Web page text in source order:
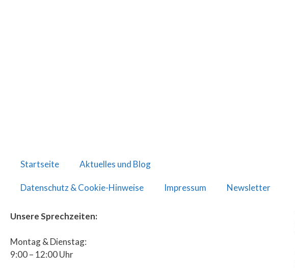
Startseite Aktuelles und Blog
Datenschutz & Cookie-Hinweise Impressum Newsletter
Unsere Sprechzeiten:
Montag & Dienstag:
9:00 – 12:00 Uhr